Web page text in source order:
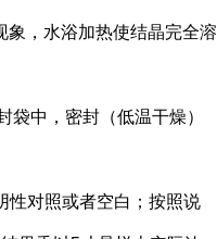
象，水浴加热使结晶完全溶
袋中，密封（低温干燥）
性对照或者空白；按照说